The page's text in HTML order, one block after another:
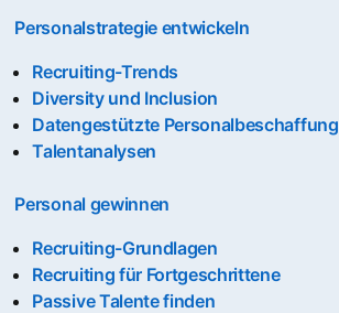
Personalstrategie entwickeln
Recruiting-Trends
Diversity und Inclusion
Datengestützte Personalbeschaffung
Talentanalysen
Personal gewinnen
Recruiting-Grundlagen
Recruiting für Fortgeschrittene
Passive Talente finden